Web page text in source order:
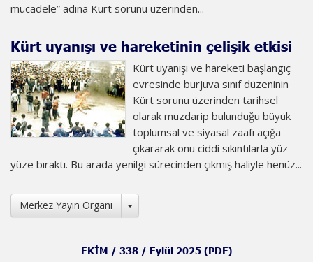
mücadele” adına Kürt sorunu üzerinden...
Kürt uyanışı ve hareketinin çelişik etkisi
Kürt uyanışı ve hareketi başlangıç
evresinde burjuva sınıf düzeninin
Kürt sorunu üzerinden tarihsel
olarak muzdarip bulunduğu büyük
toplumsal ve siyasal zaafı açığa
çıkararak onu ciddi sıkıntılarla yüz
yüze bıraktı. Bu arada yenilgi sürecinden çıkmış haliyle henüz...
Merkez Yayın Organı Toggle Dropdown
EKİM / 338 / Eylül 2025 (PDF)